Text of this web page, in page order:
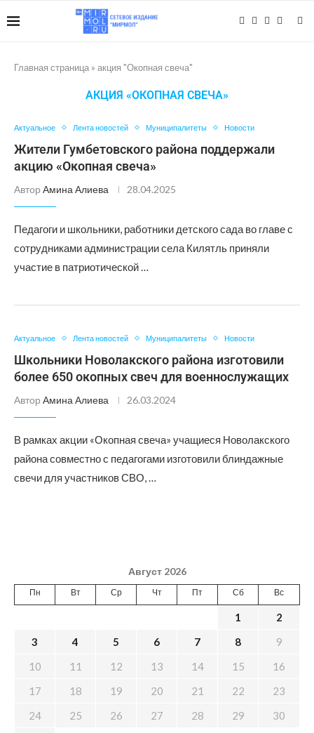
Главная страница » акция "Окопная свеча"
АКЦИЯ «ОКОПНАЯ СВЕЧА»
Актуальное Лента новостей Муниципалитеты Новости
Жители Гумбетовского района поддержали
акцию «Окопная свеча»
Автор Амина Алиева 28.04.2025
Педагоги и школьники, работники детского сада во главе с
сотрудниками администрации села Килятль приняли
участие в патриотической …
Актуальное Лента новостей Муниципалитеты Новости
Школьники Новолакского района изготовили
более 650 окопных свеч для военнослужащих
Автор Амина Алиева 26.03.2024
В рамках акции «Окопная свеча» учащиеся Новолакского
района совместно с педагогами изготовили блиндажные
свечи для участников СВО, …
Август 2026
Пн Вт Ср Чт Пт Сб Вс
1
2
3
4 5 6 7 8
9
10
11 12 13 14 15
16
17
18 19 20 21 22
23
24
25 26 27 28 29
30